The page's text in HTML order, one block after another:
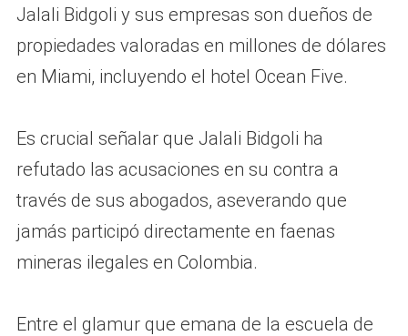
Jalali Bidgoli y sus empresas son dueños de
propiedades valoradas en millones de dólares
en Miami, incluyendo el hotel Ocean Five.
Es crucial señalar que Jalali Bidgoli ha
refutado las acusaciones en su contra a
través de sus abogados, aseverando que
jamás participó directamente en faenas
mineras ilegales en Colombia.
Entre el glamur que emana de la escuela de